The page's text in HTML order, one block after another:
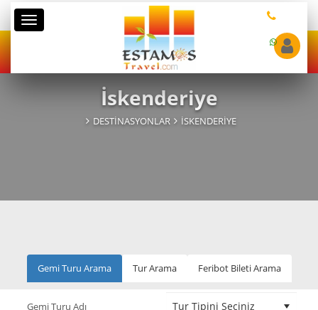
Kategoriler
İskenderiye
DESTINASYONLAR İSKENDERIYE
Gemi Turu Arama Tur Arama Feribot Bileti Arama